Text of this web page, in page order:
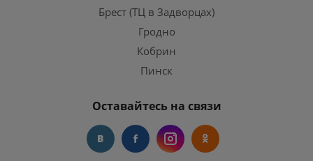
Брест (ТЦ в Задворцах)
Гродно
Кобрин
Пинск
Оставайтесь на связи